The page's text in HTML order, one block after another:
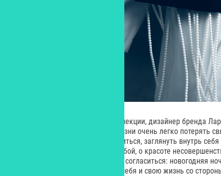
Рассказывая о своей новой коллекции, дизайнер бренда
современной бешеном ритме жизни очень легко потерять
для меня – пауза, шанс остановиться, заглянуть внутрь
ты есть. Это о смелости быть собой, о красоте
внутренней силы». Не можем не согласиться: новогодняя
отличный повод посмотреть на себя и свою жизнь со